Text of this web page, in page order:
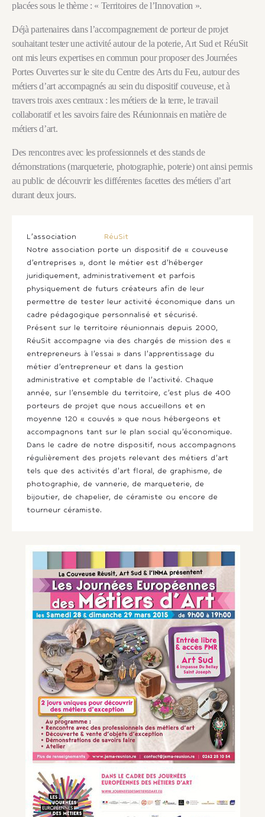
placées sous le thème : « Territoires de l’Innovation ».
Déjà partenaires dans l’accompagnement de porteur de projet
souhaitant tester une activité autour de la poterie, Art Sud et RéuSit
ont mis leurs expertises en commun pour proposer des Journées
Portes Ouvertes sur le site du Centre des Arts du Feu, autour des
métiers d’art accompagnés au sein du dispositif couveuse, et à
travers trois axes centraux : les métiers de la terre, le travail
collaboratif et les savoirs faire des Réunionnais en matière de
métiers d’art.
Des rencontres avec les professionnels et des stands de
démonstrations (marqueterie, photographie, poterie) ont ainsi permis
au public de découvrir les différentes facettes des métiers d’art
durant deux jours.
L’association
RéuSit
Notre association porte un dispositif de « couveuse
d’entreprises », dont le métier est d’héberger
juridiquement, administrativement et parfois
physiquement de futurs créateurs afin de leur
permettre de tester leur activité économique dans un
cadre pédagogique personnalisé et sécurisé.
Présent sur le territoire réunionnais depuis 2000,
RéuSit accompagne via des chargés de mission des «
entrepreneurs à l’essai » dans l’apprentissage du
métier d’entrepreneur et dans la gestion
administrative et comptable de l’activité. Chaque
année, sur l’ensemble du territoire, c’est plus de 400
porteurs de projet que nous accueillons et en
moyenne 120 « couvés » que nous hébergeons et
accompagnons tant sur le plan social qu’économique.
Dans le cadre de notre dispositif, nous accompagnons
régulièrement des projets relevant des métiers d’art
tels que des activités d’art floral, de graphisme, de
photographie, de vannerie, de marqueterie, de
bijoutier, de chapelier, de céramiste ou encore de
tourneur céramiste.